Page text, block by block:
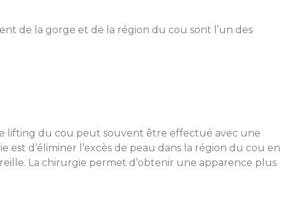
de la gorge et de la région du cou sont l’un des
lifting du cou peut souvent être effectué avec une
d’éliminer l’excès de peau dans la région du cou en
La chirurgie permet d’obtenir une apparence plus